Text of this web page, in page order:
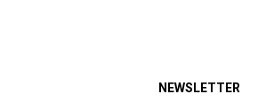
NEWSLETTER